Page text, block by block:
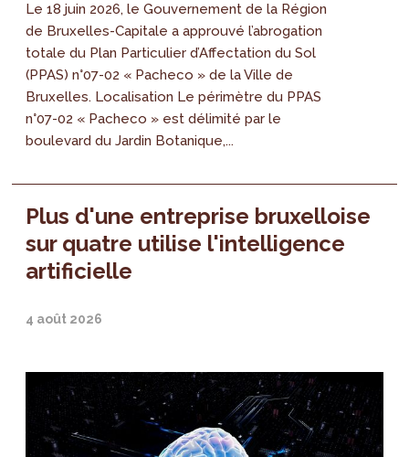
Le 18 juin 2026, le Gouvernement de la Région
de Bruxelles-Capitale a approuvé l’abrogation
totale du Plan Particulier d’Affectation du Sol
(PPAS) n°07-02 « Pacheco » de la Ville de
Bruxelles. Localisation Le périmètre du PPAS
n°07-02 « Pacheco » est délimité par le
boulevard du Jardin Botanique,...
Plus d'une entreprise bruxelloise
sur quatre utilise l'intelligence
artificielle
4 août 2026